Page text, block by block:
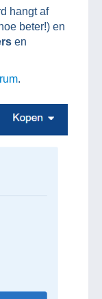
hangt af
beter!) en
en
.